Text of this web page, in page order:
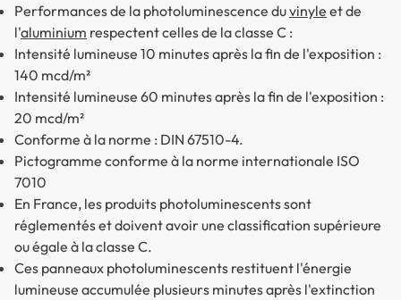
Performances de la photoluminescence duvinyle et de
l'aluminium respectent celles de la classe C :
Intensité lumineuse 10 minutes après la fin de l'exposition :
140 mcd/m²
Intensité lumineuse 60 minutes après la fin de l'exposition :
20 mcd/m²
Conforme à la norme : DIN 67510-4.
Pictogramme conforme à la norme internationale ISO
7010
En France, les produits photoluminescents sont
réglementés et doivent avoir une classification supérieure
ou égale à la classe C.
Ces panneaux photoluminescents restituent l'énergie
lumineuse accumulée plusieurs minutes après l'extinction